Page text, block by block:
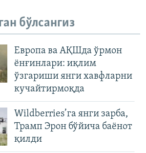
бўлсангиз
Европа ва АҚШда ўрмон
ёнғинлари: иқлим
ўзгариши янги хавфларни
кучайтирмоқда
Wildberries’га янги зарба,
Трамп Эрон бўйича баёнот
қилди